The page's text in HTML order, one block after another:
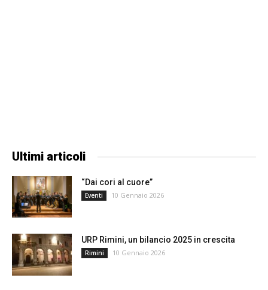
Ultimi articoli
“Dai cori al cuore”
Eventi 10 Gennaio 2026
URP Rimini, un bilancio 2025 in crescita
Rimini 10 Gennaio 2026